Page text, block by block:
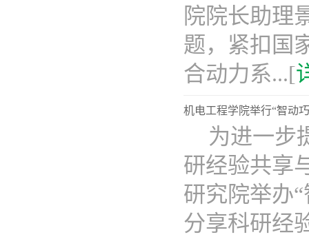
院院长助理
题，紧扣国
合动力系...[
机电工程学院举行“智动
为进一步
研经验共享
研究院举办
分享科研经